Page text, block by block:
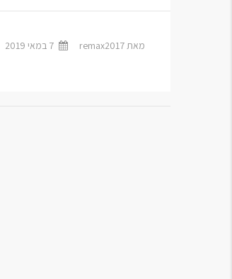
מאת remax2017